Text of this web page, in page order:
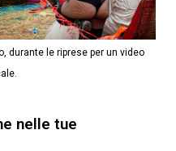
durante le riprese per un video
nelle tue